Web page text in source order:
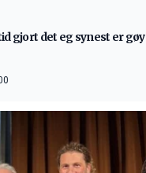
gjort det eg synest er gøy